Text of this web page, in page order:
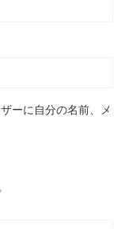
ーに自分の名前、メ